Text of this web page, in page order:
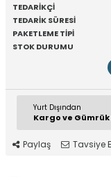
TEDARİKÇİ
TEDARİK SÜRESİ
PAKETLEME TİPİ
STOK DURUMU
Yurt Dışından
Kargo ve Gümrük
Paylaş Tavsiye